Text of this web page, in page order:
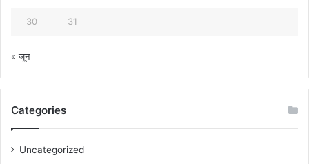
30 31
« जून
Categories
Uncategorized